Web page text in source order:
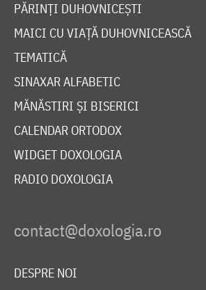
PĂRINȚI DUHOVNICEȘTI
MAICI CU VIAȚĂ DUHOVNICEASCĂ
TEMATICĂ
SINAXAR ALFABETIC
MĂNĂSTIRI ȘI BISERICI
CALENDAR ORTODOX
WIDGET DOXOLOGIA
RADIO DOXOLOGIA
DESPRE NOI